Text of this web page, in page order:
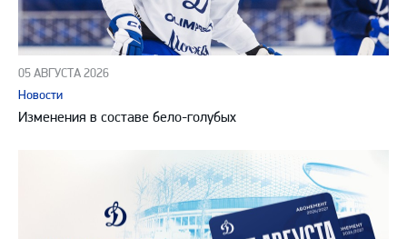
05 АВГУСТА 2026
Новости
Изменения в составе бело-голубых